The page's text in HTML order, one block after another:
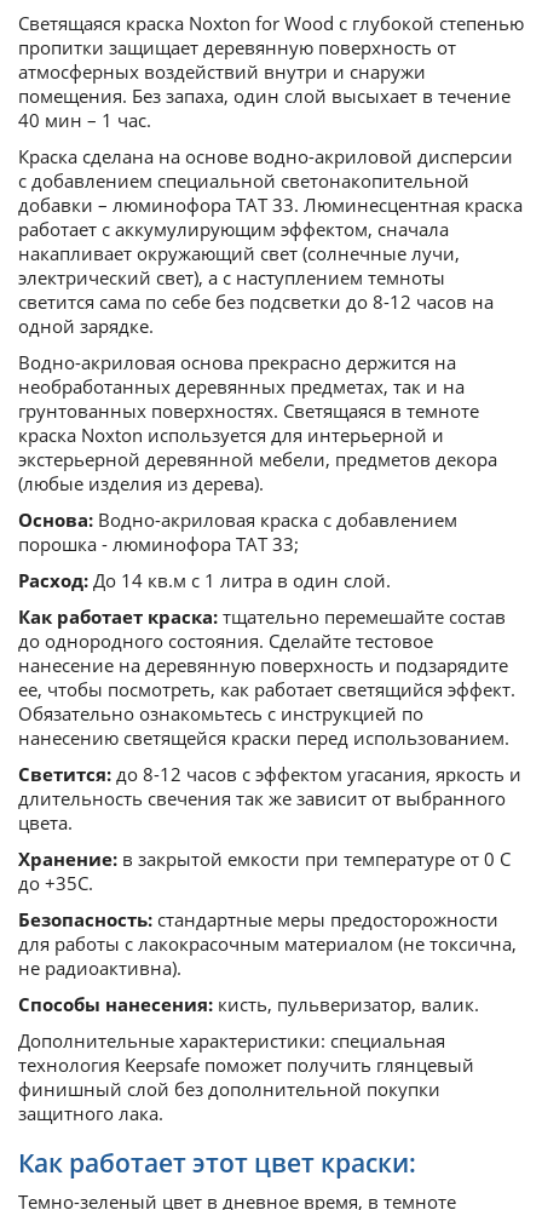
Светящаяся краска Noxton for Wood с глубокой степенью
пропитки защищает деревянную поверхность от
атмосферных воздействий внутри и снаружи
помещения. Без запаха, один слой высыхает в течение
40 мин – 1 час.
Краска сделана на основе водно-акриловой дисперсии
с добавлением специальной светонакопительной
добавки – люминофора ТАТ 33. Люминесцентная краска
работает с аккумулирующим эффектом, сначала
накапливает окружающий свет (солнечные лучи,
электрический свет), а с наступлением темноты
светится сама по себе без подсветки до 8-12 часов на
одной зарядке.
Водно-акриловая основа прекрасно держится на
необработанных деревянных предметах, так и на
грунтованных поверхностях. Светящаяся в темноте
краска Noxton используется для интерьерной и
экстерьерной деревянной мебели, предметов декора
(любые изделия из дерева).
Основа: Водно-акриловая краска с добавлением
порошка - люминофора ТАТ 33;
Расход: До 14 кв.м с 1 литра в один слой.
Как работает краска: тщательно перемешайте состав
до однородного состояния. Сделайте тестовое
нанесение на деревянную поверхность и подзарядите
ее, чтобы посмотреть, как работает светящийся эффект.
Обязательно ознакомьтесь с инструкцией по
нанесению светящейся краски перед использованием.
Светится: до 8-12 часов с эффектом угасания, яркость и
длительность свечения так же зависит от выбранного
цвета.
Хранение: в закрытой емкости при температуре от 0 С
до +35С.
Безопасность: стандартные меры предосторожности
для работы с лакокрасочным материалом (не токсична,
не радиоактивна).
Способы нанесения: кисть, пульверизатор, валик.
Дополнительные характеристики: специальная
технология Keepsafe поможет получить глянцевый
финишный слой без дополнительной покупки
защитного лака.
Как работает этот цвет краски:
Темно-зеленый цвет в дневное время, в темноте